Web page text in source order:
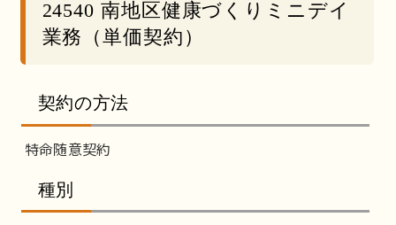
24540 南地区健康づくりミニデイ
業務（単価契約）
契約の方法
特命随意契約
種別